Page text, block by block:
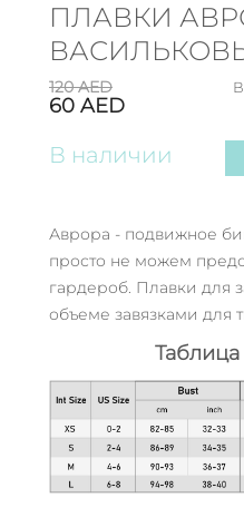
ПЛАВКИ
120AED
60 AED
В наличии
Аврора - подвижное
просто не можем
гардероб. Плавки для
объеме завязками для